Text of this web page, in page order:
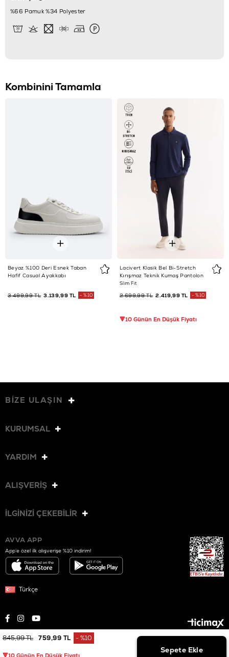
%66 Pamuk %34 Polyester
Kombinini Tamamla
Beyaz %100 Deri Esnek Taban
Hafif Casual Ayakkabı
3.139,99 TL
3.499,99 TL %10
Lacivert Klasik Bel Bi-Stretch
Kırışmaz Teknik Kumaş Pantolon
Slim Fit
2.419,99 TL
2.699,99 TL %10
🔻10 Günün En Düşük Fiyatı
845,99 TL 759,99 TL %10
🔻10 Günün En Düşük Fiyatı
BİZE ULAŞIN
KURUMSAL
YARDIM
ALIŞVERİŞ
İLGİNİZİ ÇEKEBİLİR
AVVA APP
App’e özel ilk alışverişe %10 indirim!
Türkçe
© 2025 AVVA. Tüm hakları saklıdır.